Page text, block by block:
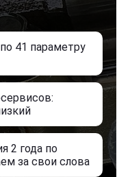
41 параметру
2 года по
за свои слова